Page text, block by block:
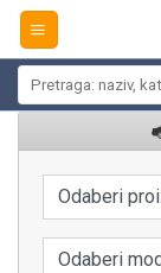
Skip
content
Odaberi
Odaberi